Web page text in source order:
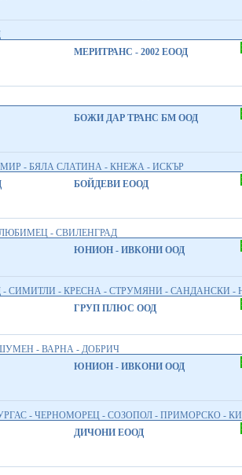
МЕРИТРАНС - 2002 ЕООД
БОЖИ ДАР ТРАНС БМ ООД
- БЯЛА СЛАТИНА - КНЕЖА - ИСКЪР
БОЙДЕВИ ЕООД
- СВИЛЕНГРАД
ЮНИОН - ИВКОНИ ООД
- СИМИТЛИ - КРЕСНА - СТРУМЯНИ -
ГРУП ПЛЮС ООД
- ВАРНА - ДОБРИЧ
ЮНИОН - ИВКОНИ ООД
- ЧЕРНОМОРЕЦ - СОЗОПОЛ - ПРИМОРСКО -
ДИЧОНИ ЕООД